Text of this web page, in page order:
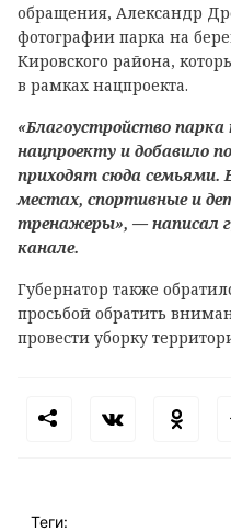
обращения, Александр
фотографии парка на
Кировского района,
в рамках нацпроекта.
«Благоустройство парка
нацпроекту и добавило
приходят сюда семьями.
местах, спортивные и
тренажеры», — написал
канале.
Губернатор также
просьбой обратить
провести уборку
Теги: